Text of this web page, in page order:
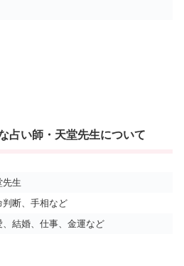
占い師・天堂先生について
先生
判断、手相など
、結婚、仕事、金運など